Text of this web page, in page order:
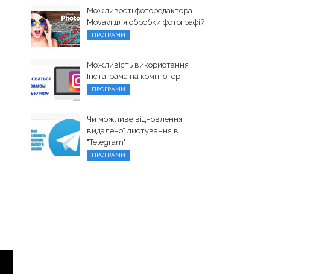
Можливості фоторедактора
Movavi для обробки фотографій
ПРОГРАМИ
Можливість використання
Інстаграма на комп'ютері
ПРОГРАМИ
Чи можливе відновлення
видаленої листування в
"Telegram"
ПРОГРАМИ